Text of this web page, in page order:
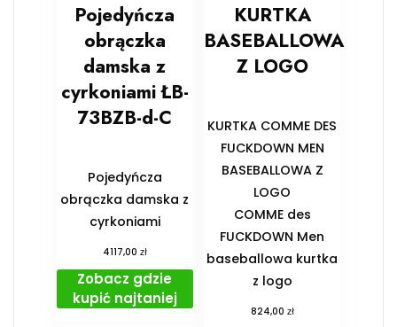
Pojedyńcza
obrączka
damska z
cyrkoniami ŁB-
73BZB-d-C
Pojedyńcza
obrączka damska z
cyrkoniami
4117,00 zł
Zobacz gdzie
kupić najtaniej
KURTKA
BASEBALLOWA
Z LOGO
KURTKA COMME DES
FUCKDOWN MEN
BASEBALLOWA Z
LOGO
COMME des
FUCKDOWN Men
baseballowa kurtka
z logo
824,00 zł